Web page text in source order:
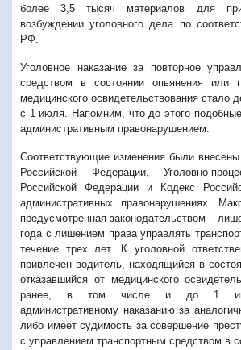
более 3,5 тысяч материалов для
возбуждении уголовного дела по
РФ.
Уголовное наказание за повторное
средством в состоянии опьянения или
медицинского освидетельствования стало
с 1 июля. Напомним, что до этого
административным правонарушением.
Соответствующие изменения были внесены
Российской Федерации, Уголовно-
Российской Федерации и Кодекс
административных правонарушениях.
предусмотренная законодательством –
года с лишением права управлять
течение трех лет. К уголовной
привлечен водитель, находящийся в
отказавшийся от медицинского
ранее, в том числе и до 1
административному наказанию за
либо имеет судимость за совершение
с управлением транспортным средством в